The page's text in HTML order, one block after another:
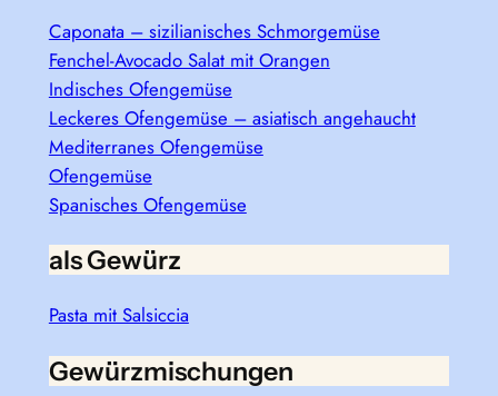
Caponata – sizilianisches Schmorgemüse
Fenchel-Avocado Salat mit Orangen
Indisches Ofengemüse
Leckeres Ofengemüse – asiatisch angehaucht
Mediterranes Ofengemüse
Ofengemüse
Spanisches Ofengemüse
als Gewürz
Pasta mit Salsiccia
Gewürzmischungen